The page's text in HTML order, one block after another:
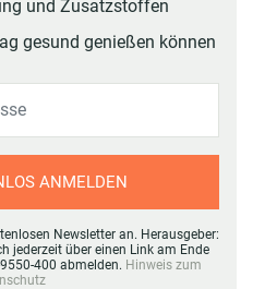
und Zusatzstoffen
gesund genießen können
ANMELDEN
Newsletter an. Herausgeber:
jederzeit über einen Link am Ende
400 abmelden. Hinweis zum